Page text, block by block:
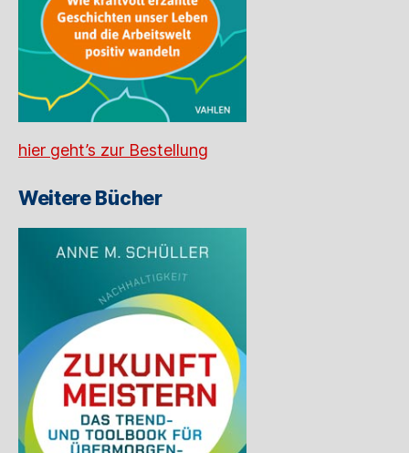
hier geht’s zur Bestellung
Weitere Bücher